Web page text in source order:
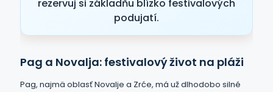
rezervuj si základňu blízko festivalových
podujatí.
Pag a Novalja: festivalový život na pláži
Pag, najmä oblasť Novalje a Zrće, má už dlhodobo silné